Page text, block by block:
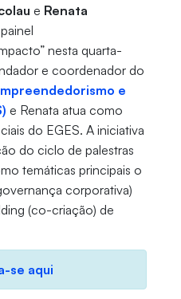
e Renata
nesta quarta-
e coordenador do
e
e Renata atua como
do EGES. A iniciativa
do ciclo de palestras
temáticas principais o
corporativa)
(co-criação) de
se aqui